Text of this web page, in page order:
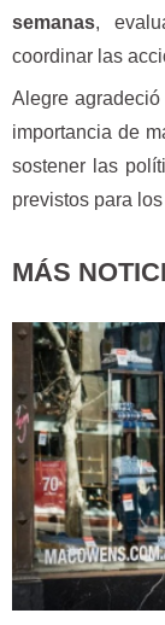
semanas,
coordinar las
Alegre
importancia de
sostener las
previstos para
MÁS